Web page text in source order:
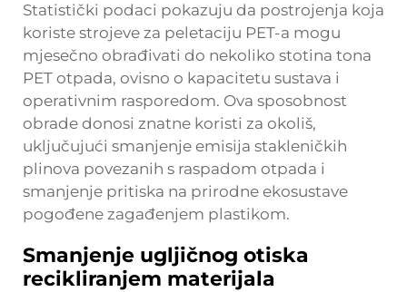
Statistički podaci pokazuju da postrojenja koja
koriste strojeve za peletaciju PET-a mogu
mjesečno obrađivati do nekoliko stotina tona
PET otpada, ovisno o kapacitetu sustava i
operativnim rasporedom. Ova sposobnost
obrade donosi znatne koristi za okoliš,
uključujući smanjenje emisija stakleničkih
plinova povezanih s raspadom otpada i
smanjenje pritiska na prirodne ekosustave
pogođene zagađenjem plastikom.
Smanjenje ugljičnog otiska
recikliranjem materijala